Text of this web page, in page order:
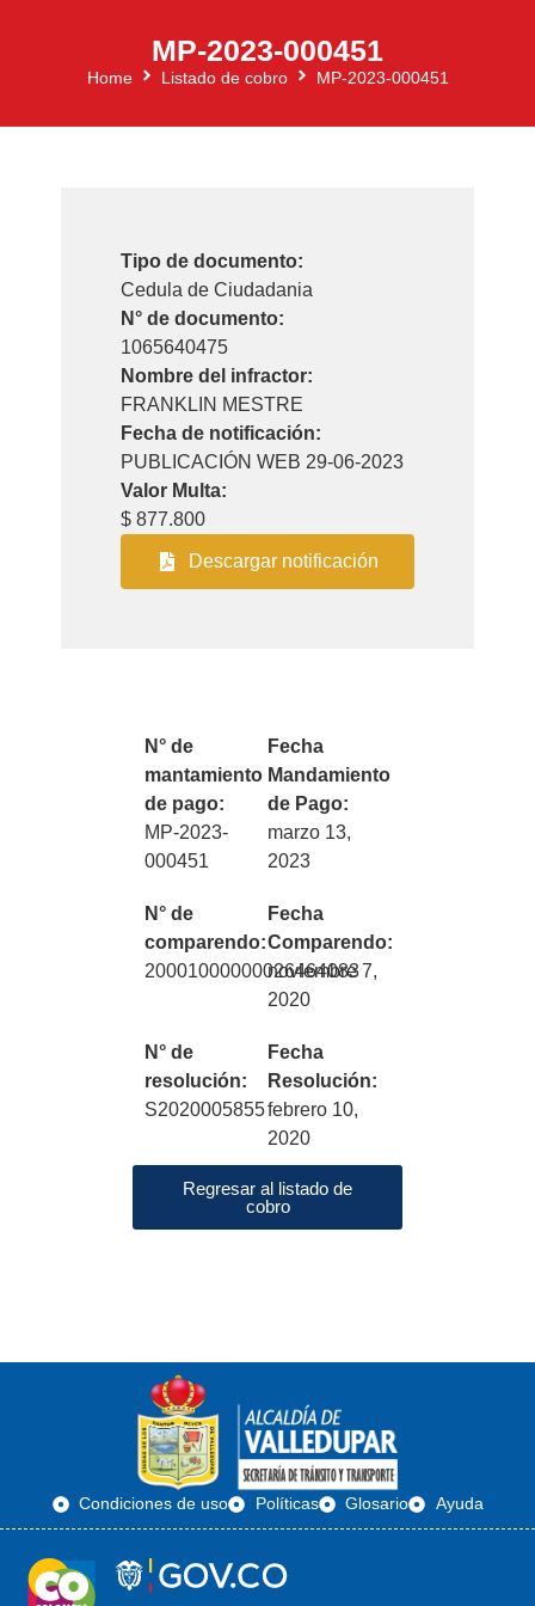
MP-2023-000451
Home Listado de cobro MP-2023-000451
Tipo de documento:
Cedula de Ciudadania
N° de documento:
1065640475
Nombre del infractor:
FRANKLIN MESTRE
Fecha de notificación:
PUBLICACIÓN WEB 29-06-2023
Valor Multa:
$ 877.800
Descargar notificación
N° de
mantamiento
de pago:
MP-2023-
000451
Fecha
Mandamiento
de Pago:
marzo 13,
2023
N° de
comparendo:
20001000000026464083
Fecha
Comparendo:
noviembre 7,
2020
N° de
resolución:
S2020005855
Fecha
Resolución:
febrero 10,
2020
Regresar al listado de
cobro
Condiciones de uso Políticas Glosario Ayuda